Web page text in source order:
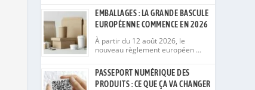
EMBALLAGES : LA GRANDE BASCULE
EUROPÉENNE COMMENCE EN 2026
À partir du 12 août 2026, le
nouveau règlement européen …
PASSEPORT NUMÉRIQUE DES
PRODUITS : CE QUE ÇA VA CHANGER